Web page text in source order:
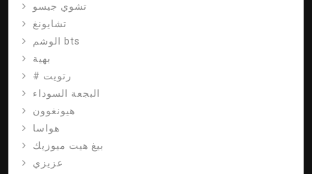
تشوي جيسو
تشايونغ
الوشم bts
بهية
# رتويت
البجعة السوداء
هيونغوون
هواسا
بيغ هيت ميوزيك
عزيزي